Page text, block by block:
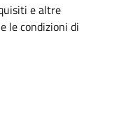
e altre
le condizioni di